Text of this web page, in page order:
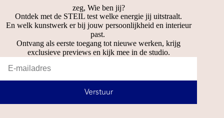
zeg, Wie ben jij?
Ontdek met de STEIL test welke energie jij uitstraalt.
En welk kunstwerk er bij jouw persoonlijkheid en interieur
past.
Ontvang als eerste toegang tot nieuwe werken, krijg
exclusieve previews en kijk mee in de studio.
Verstuur